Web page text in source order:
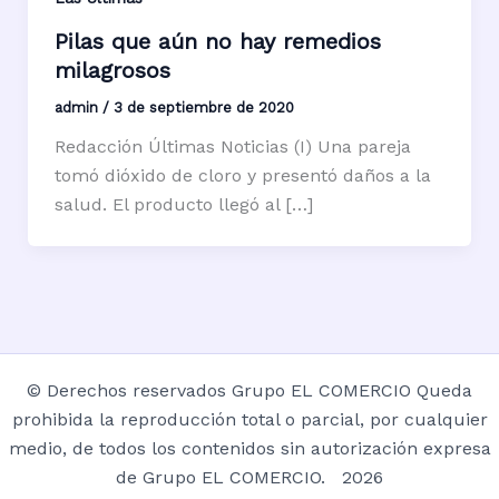
Pilas que aún no hay remedios
milagrosos
admin / 3 de septiembre de 2020
Redacción Últimas Noticias (I) Una pareja
tomó dióxido de cloro y presentó daños a la
salud. El producto llegó al […]
© Derechos reservados Grupo EL COMERCIO Queda
prohibida la reproducción total o parcial, por cualquier
medio, de todos los contenidos sin autorización expresa
de Grupo EL COMERCIO. 2026